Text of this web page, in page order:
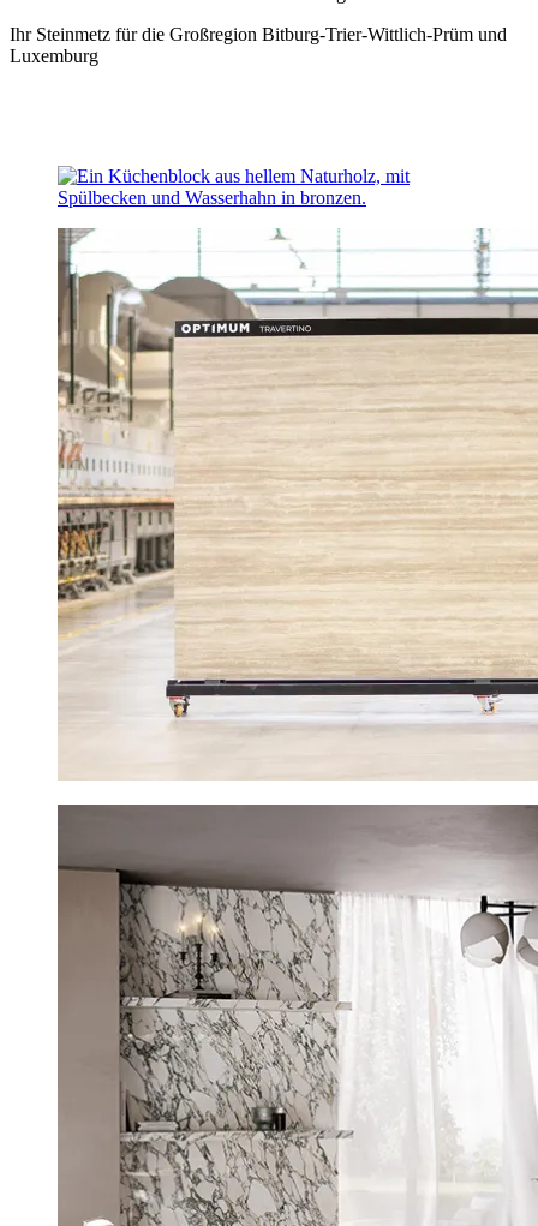
Ihr Steinmetz für die Großregion Bitburg-Trier-Wittlich-Prüm und
Luxemburg